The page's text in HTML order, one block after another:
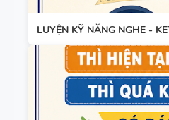
LUYỆN KỸ NĂNG NGHE -